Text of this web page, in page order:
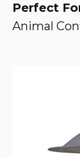
Perfect
Animal